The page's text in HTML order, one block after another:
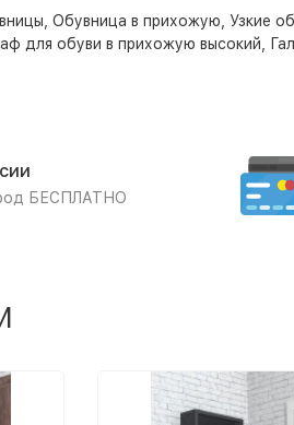
Обувница в прихожую Узкие
для обуви в прихожую высокий
БЕСПЛАТНО